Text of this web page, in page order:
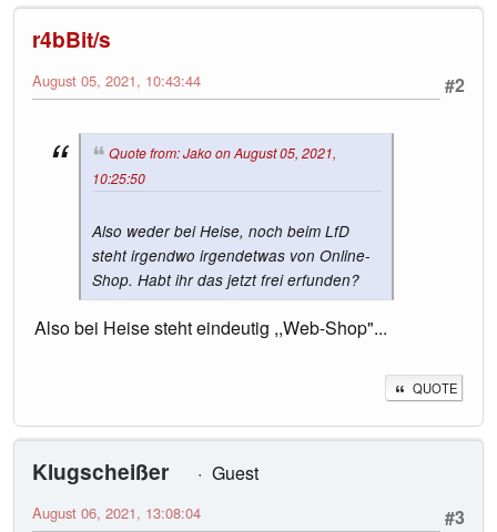
r4bBit/s
#2
August 05, 2021, 10:43:44
Quote from: Jako on August 05, 2021,
10:25:50
Also weder bei Heise, noch beim LfD
steht irgendwo irgendetwas von Online-
Shop. Habt ihr das jetzt frei erfunden?
Also bei Heise steht eindeutig ,,Web-Shop"...
QUOTE
Klugscheißer
Guest
#3
August 06, 2021, 13:08:04